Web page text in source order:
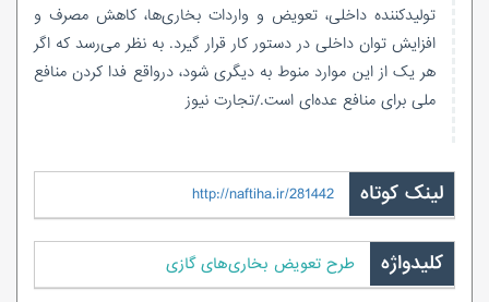
تولیدکننده داخلی، تعویض و واردات بخاری‌ها، کاهش مصرف و
افزایش توان داخلی در دستور کار قرار گیرد. به نظر می‌رسد که اگر
هر یک از این موارد منوط به دیگری شود، درواقع فدا کردن منافع
ملی برای منافع عده‌ای است./تجارت نیوز
لینک کوتاه http://naftiha.ir/281442
کلیدواژه طرح تعویض بخاری‌های گازی